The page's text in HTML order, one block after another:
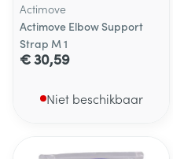
Actimove
Actimove Elbow Support
Strap M 1
€ 30,59
Niet beschikbaar